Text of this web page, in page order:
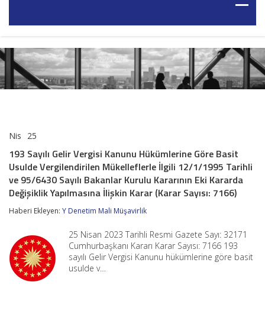
Nis 25
Gelir
Vergisi
Kanunu
Hükümlerine
Göre
Basit
Usulde
Mükelleflerle
İlgili
12/1/1995
Tarihli
ve
193 Sayılı Gelir Vergisi Kanunu Hükümlerine Göre Basit
Usulde Vergilendirilen Mükelleflerle İlgili 12/1/1995 Tarihli
ve 95/6430 Sayılı Bakanlar Kurulu Kararının Eki Kararda
Değişiklik Yapılmasına İlişkin Karar (Karar Sayısı: 7166)
Haberi Ekleyen: Y Denetim Mali Müşavirlik
25 Nisan 2023 Tarihli Resmi Gazete Sayı: 32171
Cumhurbaşkanı Kararı Karar Sayısı: 7166 193
sayılı Gelir Vergisi Kanunu hükümlerine göre basit
usulde v…